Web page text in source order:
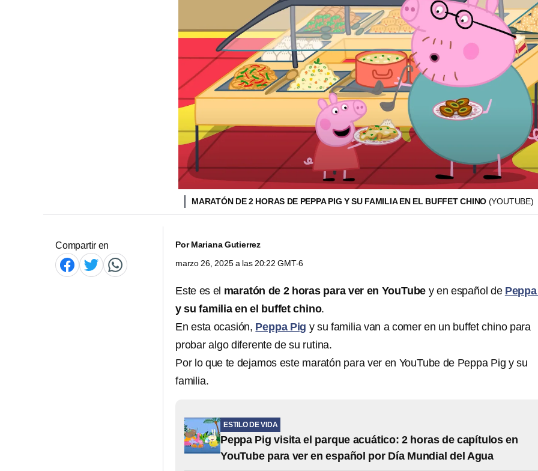
MARATÓN DE 2 HORAS DE PEPPA PIG Y SU FAMILIA EN EL BUFFET CHINO (YOUTUBE)
Compartir en PorMariana Gutierrez
marzo 26, 2025 a las 20:22 GMT-6
Este es el maratón de 2 horas para ver en YouTube y en español de
y su familia en el buffet chino.
En esta ocasión, Peppa Pig y su familia van a comer en un buffet chino para
probar algo diferente de su rutina.
Por lo que te dejamos este maratón para ver en YouTube de Peppa Pig y su
familia.
ESTILO DE VIDA
Peppa Pig visita el parque acuático: 2 horas de capítulos en
YouTube para ver en español por Día Mundial del Agua